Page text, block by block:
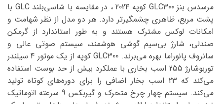
مرسدس بنز GLC300 کوپه 2024 ، در مقایسه با شاسی‌بلند GLC با
پشت مربع، ظاهری چشمگیرتر دارد. هر دو مدل از نظر شهامت و
امکانات لوکس مشترک هستند و به طور استاندارد از گرمکن
صندلی، شارژ بی‌سیم گوشی هوشمند، سیستم صوتی عالی و
سانروف پانوراما بهره می‌برند. GLC300 کوپه از یک موتور 4 سیلندر
توربوشارژ 255 اسب بخاری با عملکرد بیش از حد بوست استفاده
می‌کند که 23 اسب بخار اضافی را برای دوره‌های کوتاه تولید
می‌کند. سیستم چهار چرخ متحرک و گیربکس 9 سرعته اتوماتیک